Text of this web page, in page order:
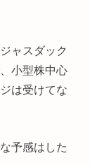
ャスダック
小型株中心
は受けてな
予感はした